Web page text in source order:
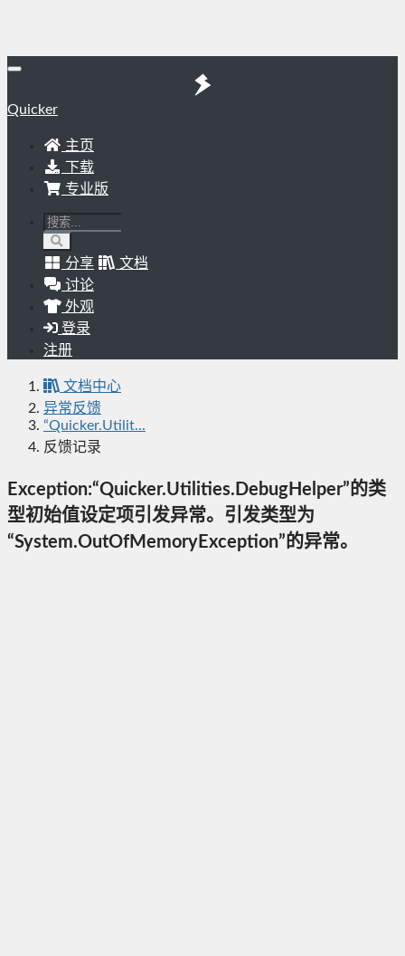
Quicker
主页
下载
专业版
分享
文档
讨论
外观
登录
注册
文档中心
异常反馈
“Quicker.Utilit...
反馈记录
Exception:“Quicker.Utilities.DebugHelper”的类
型初始值设定项引发异常。引发类型为
“System.OutOfMemoryException”的异常。